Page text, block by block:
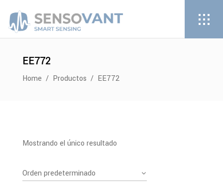
EE772
Home / Productos / EE772
Mostrando el único resultado
Orden predeterminado